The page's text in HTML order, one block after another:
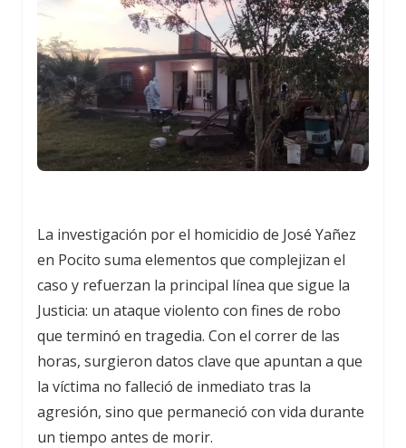
La investigación por el homicidio de José Yañez
en Pocito suma elementos que complejizan el
caso y refuerzan la principal línea que sigue la
Justicia: un ataque violento con fines de robo
que terminó en tragedia. Con el correr de las
horas, surgieron datos clave que apuntan a que
la víctima no falleció de inmediato tras la
agresión, sino que permaneció con vida durante
un tiempo antes de morir.